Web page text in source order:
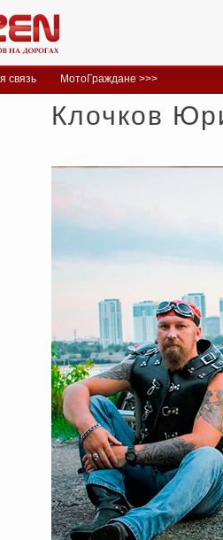
связь МотоГраждане >>>
Клочков